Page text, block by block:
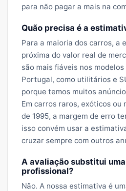
para não pagar a mais na
Quão precisa é a
Para a maioria dos carros, a
próxima do valor real de
são mais fiáveis nos
Portugal, como utilitários e
porque temos muitos
Em carros raros, exóticos ou
de 1995, a margem de erro
isso convém usar a
cruzar sempre com outros
A avaliação substitui
profissional?
Não. A nossa estimativa é